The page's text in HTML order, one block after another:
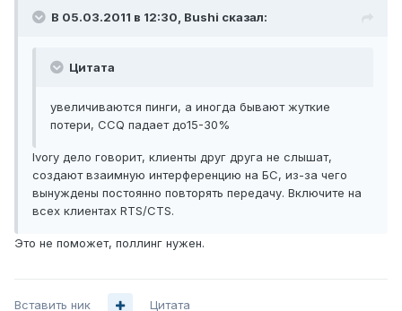
В 05.03.2011 в 12:30, Bushi сказал:
Цитата
увеличиваются пинги, а иногда бывают жуткие
потери, CCQ падает до15-30%
Ivory дело говорит, клиенты друг друга не слышат,
создают взаимную интерференцию на БС, из-за чего
вынуждены постоянно повторять передачу. Включите на
всех клиентах RTS/CTS.
Это не поможет, поллинг нужен.
Вставить ник Цитата